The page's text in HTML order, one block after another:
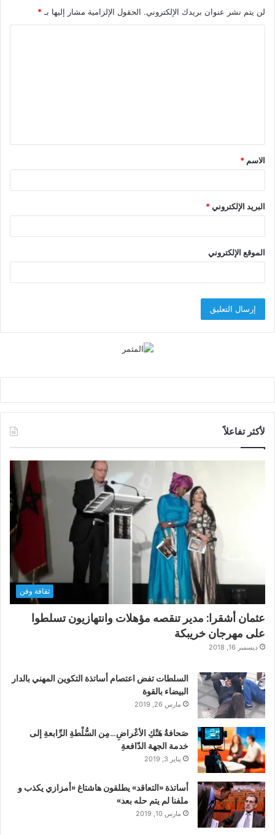
لن يتم نشر عنوان بريدك الإلكتروني. الحقول الإلزامية مشار إليها بـ *
ق
*
الاسم *
البريد الإلكتروني*
الموقع الإلكتروني
لأكثر تفاعلاً
ثقافة وفن
عثمان أشقرا: مدير تنقصه مؤهلات وانتهازيون تسلطوا
على مهرجان خريبكة
ديسمبر 16, 2018
السلطات تفض اعتصام أساتذة التكوين المهني بالدار
البيضاء بالقوة
مارس 26, 2019
صَحافةُ هَتْكِ الأعْراضِ…مِن السُّلْطةِ الرِّابعةِ إلى
خدمة الجهة الدّافعةِ
يناير 3, 2019
أساتذة «التعاقد» يطلقون هاشتاغ «أمزازي يكذب و
ملفنا لم يتم حله بعد»
مارس 10, 2019